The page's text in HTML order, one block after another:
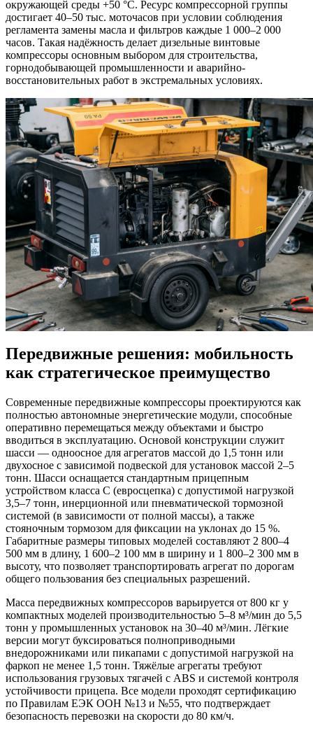
окружающей среды +50 °C. Ресурс компрессорной группы
достигает 40–50 тыс. моточасов при условии соблюдения
регламента замены масла и фильтров каждые 1 000–2 000
часов. Такая надёжность делает дизельные винтовые
компрессоры основным выбором для строительства,
горнодобывающей промышленности и аварийно-
восстановительных работ в экстремальных условиях.
Передвижные решения: мобильность
как стратегическое преимущество
Современные передвижные компрессоры проектируются как
полностью автономные энергетические модули, способные
оперативно перемещаться между объектами и быстро
вводиться в эксплуатацию. Основой конструкции служит
шасси — одноосное для агрегатов массой до 1,5 тонн или
двухосное с зависимой подвеской для установок массой 2–5
тонн. Шасси оснащается стандартным прицепным
устройством класса C (евросцепка) с допустимой нагрузкой
3,5–7 тонн, инерционной или пневматической тормозной
системой (в зависимости от полной массы), а также
стояночным тормозом для фиксации на уклонах до 15 %.
Габаритные размеры типовых моделей составляют 2 800–4
500 мм в длину, 1 600–2 100 мм в ширину и 1 800–2 300 мм в
высоту, что позволяет транспортировать агрегат по дорогам
общего пользования без специальных разрешений.
Масса передвижных компрессоров варьируется от 800 кг у
компактных моделей производительностью 5–8 м³/мин до 5,5
тонн у промышленных установок на 30–40 м³/мин. Лёгкие
версии могут буксироваться полноприводными
внедорожниками или пикапами с допустимой нагрузкой на
фаркоп не менее 1,5 тонн. Тяжёлые агрегаты требуют
использования грузовых тягачей с ABS и системой контроля
устойчивости прицепа. Все модели проходят сертификацию
по Правилам ЕЭК ООН №13 и №55, что подтверждает
безопасность перевозки на скорости до 80 км/ч.